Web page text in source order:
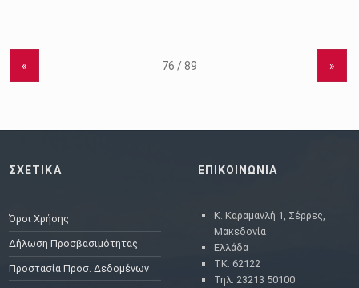
« »
ΣΧΕΤΙΚΑ
Όροι Χρήσης
Δήλωση Προσβασιμότητας
Προστασία Προσ. Δεδομένων
ΕΠΙΚΟΙΝΩΝΙΑ
Κ. Καραμανλή 1, Σέρρες,
Μακεδονία
Ελλάδα
ΤΚ: 62122
Τηλ. 23213 50100